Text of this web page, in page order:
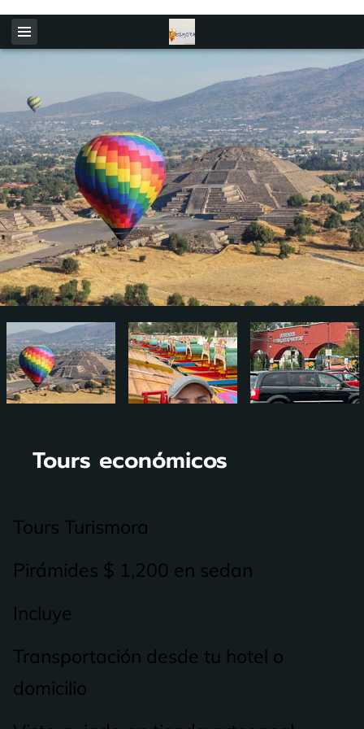
Tours económicos
Tours Turismora
Pirámides $ 1,200 en sedan
Incluye
Transportación desde tu hotel o
domicilio